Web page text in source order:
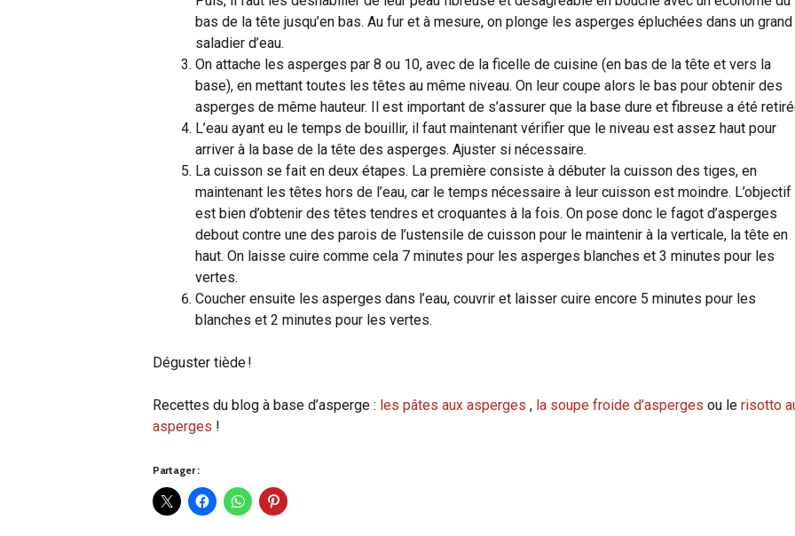
bas de la tête jusqu’en bas. Au fur et à mesure, on plonge les asperges épluchées dans un grand
saladier d’eau.
On attache les asperges par 8 ou 10, avec de la ficelle de cuisine (en bas de la tête et vers la
base), en mettant toutes les têtes au même niveau. On leur coupe alors le bas pour obtenir des
asperges de même hauteur. Il est important de s’assurer que la base dure et fibreuse a été
L’eau ayant eu le temps de bouillir, il faut maintenant vérifier que le niveau est assez haut pour
arriver à la base de la tête des asperges. Ajuster si nécessaire.
La cuisson se fait en deux étapes. La première consiste à débuter la cuisson des tiges, en
maintenant les têtes hors de l’eau, car le temps nécessaire à leur cuisson est moindre. L’objectif
est bien d’obtenir des têtes tendres et croquantes à la fois. On pose donc le fagot d’asperges
debout contre une des parois de l’ustensile de cuisson pour le maintenir à la verticale, la tête en
haut. On laisse cuire comme cela 7 minutes pour les asperges blanches et 3 minutes pour les
vertes.
Coucher ensuite les asperges dans l’eau, couvrir et laisser cuire encore 5 minutes pour les
blanches et 2 minutes pour les vertes.
Déguster tiède !
Recettes du blog à base d’asperge : les pâtes aux asperges , la soupe froide d’asperges ou le risotto
asperges !
Partager :